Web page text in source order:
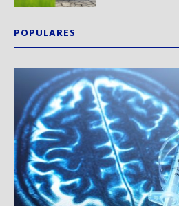
POPULARES